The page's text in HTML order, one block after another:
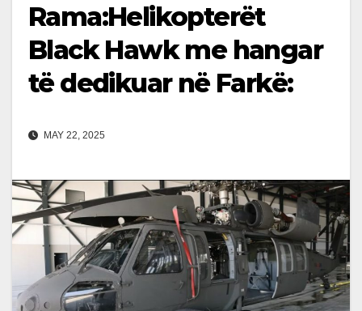
Rama:Helikopterët
Black Hawk me hangar
të dedikuar në Farkë:
MAY 22, 2025